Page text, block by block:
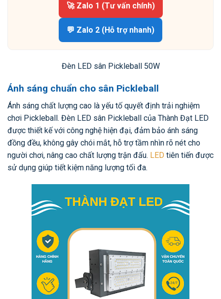
🚀 Zalo 1 (Tư vấn chính)
💬 Zalo 2 (Hỗ trợ nhanh)
Đèn LED sân Pickleball 50W
Ánh sáng chuẩn cho sân Pickleball
Ánh sáng chất lượng cao là yếu tố quyết định trải nghiệm
chơi Pickleball. Đèn LED sân Pickleball của Thành Đạt LED
được thiết kế với công nghệ hiện đại, đảm bảo ánh sáng
đồng đều, không gây chói mắt, hỗ trợ tầm nhìn rõ nét cho
người chơi, nâng cao chất lượng trận đấu. LED tiên tiến được
sử dụng giúp tiết kiệm năng lượng tối đa.